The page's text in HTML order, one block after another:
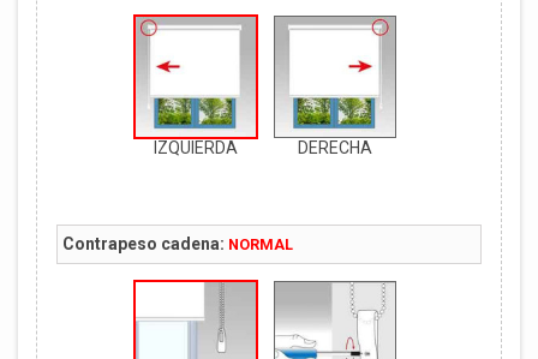
IZQUIERDA DERECHA
Contrapeso cadena: NORMAL